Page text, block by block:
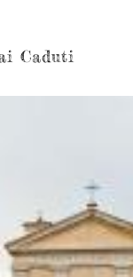
Caduti